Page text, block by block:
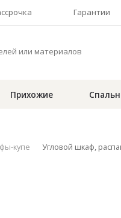
Гарантии
Прихожие
купе Угловой шкаф,